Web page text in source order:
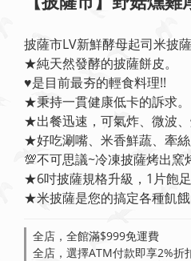
披薩市LV新鮮酵母起司米披
★純天然發酵的披薩餅皮。
♥️是目前最夯的輕食料理!!
★秉持一貫健康低卡的訴求。
★出餐迅速，可氣炸、微波、
★好吃涮嘴、米香鮮蔬、牽
💯不可思議~冷凍披薩烤出窯
★6吋披薩規格升級，1片飽足
★米披薩是您的搞定各種飢餓
全店，全館滿$999免運費
全店，選擇ATM付款即享2%折